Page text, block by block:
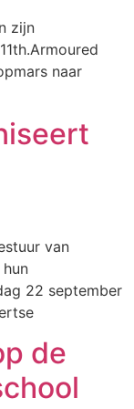
zijn
naar
van
22 september
de